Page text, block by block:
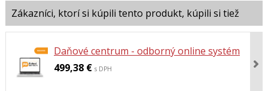
Daňové centrum - odborný online systém
499,38 € s DPH